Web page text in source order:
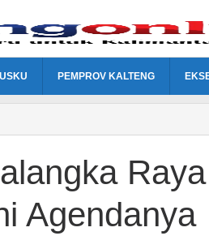
PEMPROV KALTENG
Agendanya